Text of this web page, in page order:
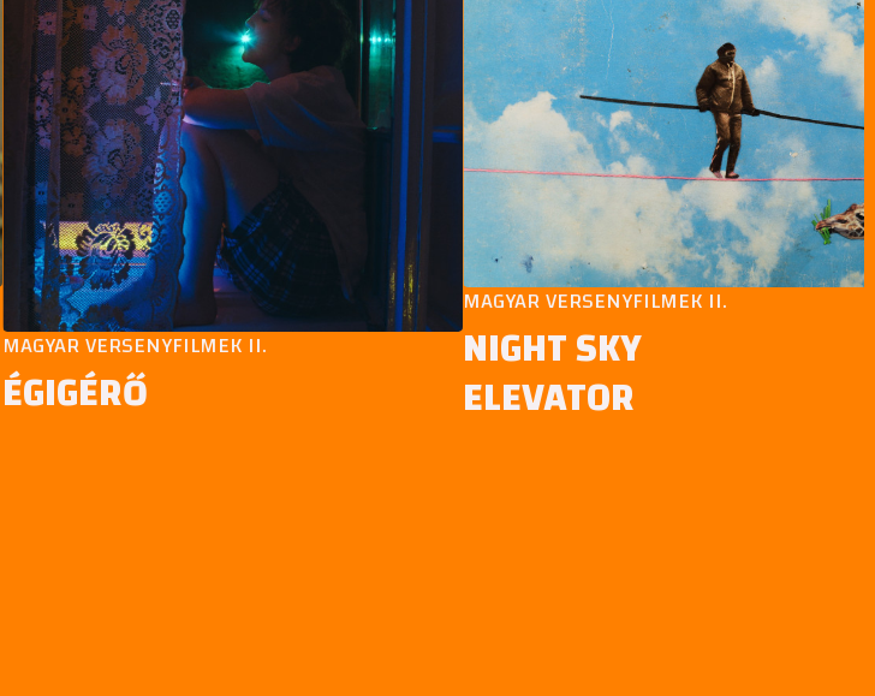
MAGYAR VERSENYFILMEK II.
ÉGIGÉRŐ
MAGYAR VERSENYFILMEK II.
NIGHT SKY
ELEVATOR